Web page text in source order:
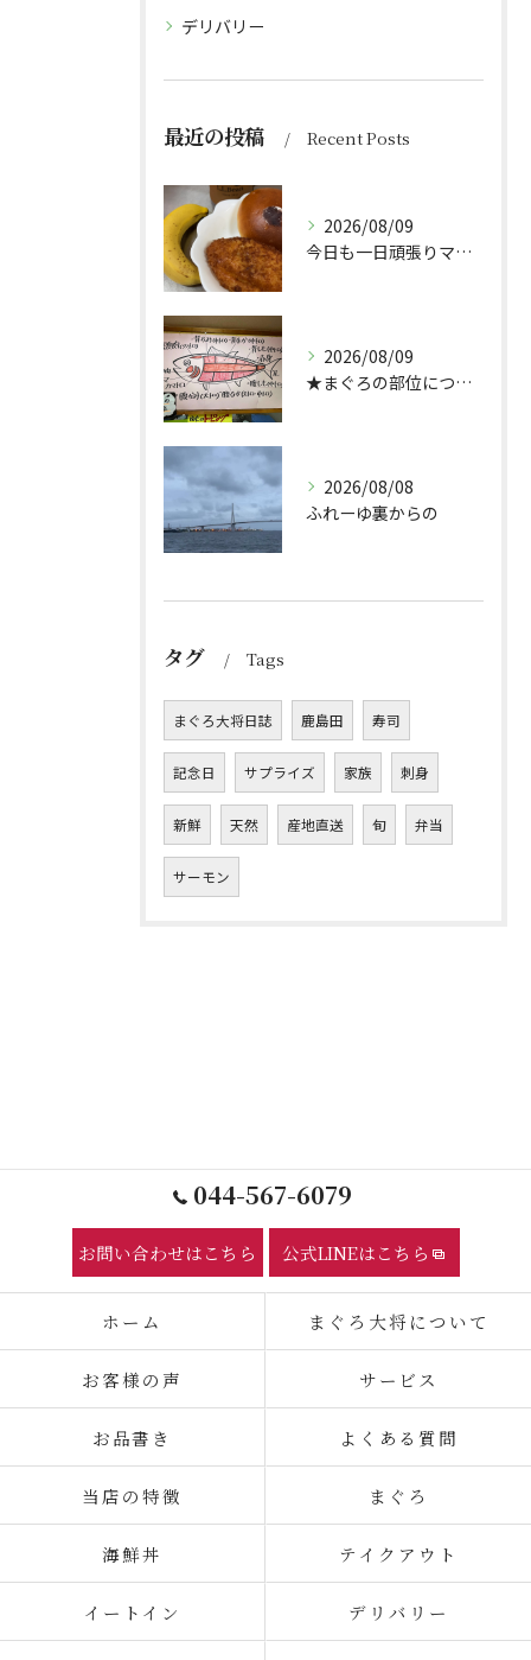
デリバリー
最近の投稿 Recent Posts
2026/08/09
今日も一日頑張りマッスル💪
2026/08/09
★まぐろの部位について★
2026/08/08
ふれーゆ裏からの
タグ Tags
まぐろ大将日誌 鹿島田 寿司
記念日 サプライズ 家族 刺身
新鮮 天然 産地直送 旬 弁当
サーモン
044-567-6079
お問い合わせはこちら 公式LINEはこちら
ホーム まぐろ大将について
お客様の声 サービス
お品書き よくある質問
当店の特徴 まぐろ
海鮮丼 テイクアウト
イートイン デリバリー